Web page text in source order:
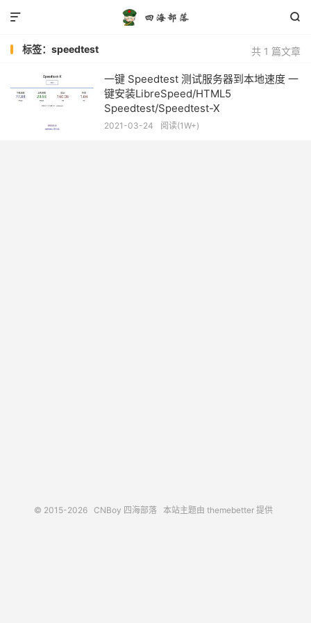


共 1 篇文章
标签：speedtest
一键 Speedtest 测试服务器到本地速度 一
键安装LibreSpeed/HTML5
Speedtest/Speedtest-X
2021-03-24 阅读(1W+)
© 2015-2026 CNBoy 四海部落 本站主题由 themebetter 提供